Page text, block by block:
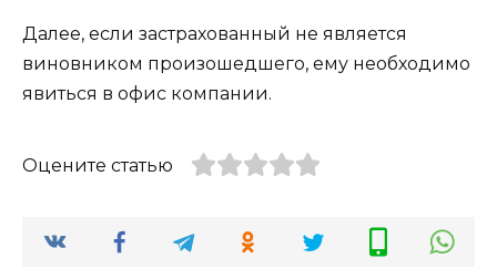
Далее, если застрахованный не является
виновником произошедшего, ему необходимо
явиться в офис компании.
Оцените статью